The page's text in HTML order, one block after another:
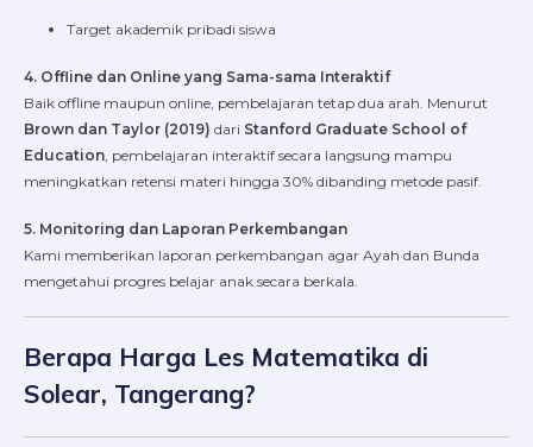
Target akademik pribadi siswa
4. Offline dan Online yang Sama-sama Interaktif
Baik offline maupun online, pembelajaran tetap dua arah. Menurut
Brown dan Taylor (2019) dari Stanford Graduate School of
Education , pembelajaran interaktif secara langsung mampu
meningkatkan retensi materi hingga 30% dibanding metode pasif.
5. Monitoring dan Laporan Perkembangan
Kami memberikan laporan perkembangan agar Ayah dan Bunda
mengetahui progres belajar anak secara berkala.
Berapa Harga Les Matematika di
Solear, Tangerang?